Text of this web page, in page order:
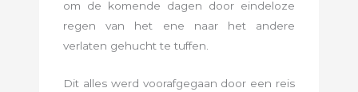
om de komende dagen door eindeloze
regen van het ene naar het andere
verlaten gehucht te tuffen.
Dit alles werd voorafgegaan door een reis